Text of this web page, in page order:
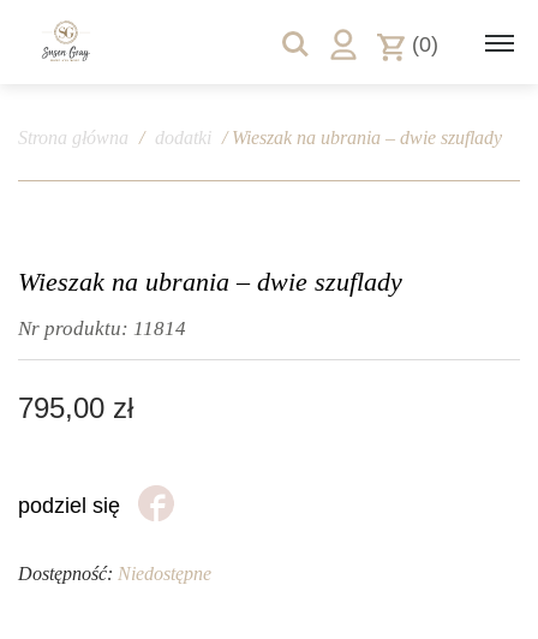
(0)
Strona główna / dodatki / Wieszak na ubrania – dwie szuflady
Wieszak na ubrania – dwie szuflady
Nr produktu: 11814
795,00 zł
podziel się
Dostępność: Niedostępne